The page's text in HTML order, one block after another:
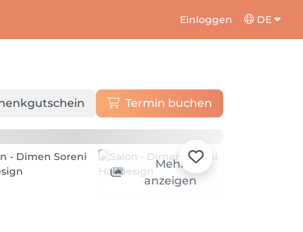
Einloggen DE
Termin buchen
Mehr
anzeigen